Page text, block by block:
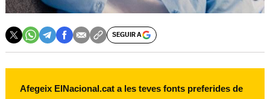
SEGUIR A
Afegeix ElNacional.cat a les teves fonts preferides de